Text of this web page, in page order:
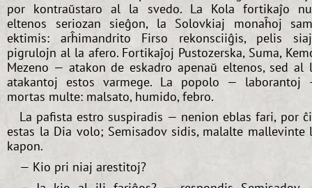
por kontraŭstaro al la svedo. La Kola fortikaĵo
eltenos seriozan sieĝon, la Solovkiaj monaĥoj
ektimis: arĥimandrito Firso rekonsciiĝis, pelis
pigrulojn al la afero. Fortikaĵoj Pustozerska, Suma,
Mezeno — atakon de eskadro apenaŭ eltenos, sed al
atakantoj estos varmege. La popolo — laborantoj
mortas multe: malsato, humido, febro.
La pafista estro suspiradis — nenion eblas fari, por
estas la Dia volo; Semisadov sidis, malalte mallevinte
kapon.
— Kio pri niaj arestitoj?